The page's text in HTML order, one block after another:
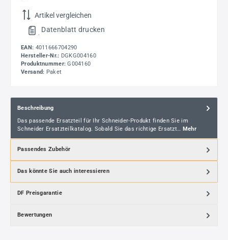
Artikel vergleichen
. Datenblatt drucken
EAN: 4011666704290
Hersteller-Nr.: DGKG004160
Produktnummer: G004160
Versand: Paket
Beschreibung
Das passende Ersatzteil für Ihr Schneider-Produkt finden Sie im
Schneider Ersatzteilkatalog. Sobald Sie das richtige Ersatzt… Mehr
Passendes Zubehör
Das könnte Sie auch interessieren
DF Preisgarantie
Bewertungen